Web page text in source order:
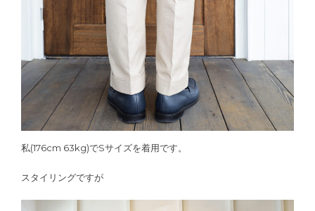
私(176cm 63kg)でSサイズを着用です。
スタイリングですが